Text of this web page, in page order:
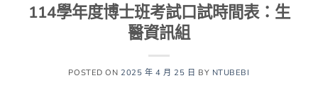
114學年度博士班考試口試時間表：生
醫資訊組
POSTED ON 2025 年 4 月 25 日 BY NTUBEBI